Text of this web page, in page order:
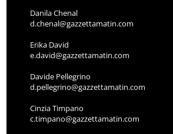
Danila Chenal
d.chenal@gazzettamatin.com
Erika David
e.david@gazzettamatin.com
Davide Pellegrino
d.pellegrino@gazzettamatin.com
Cinzia Timpano
c.timpano@gazzettamatin.com